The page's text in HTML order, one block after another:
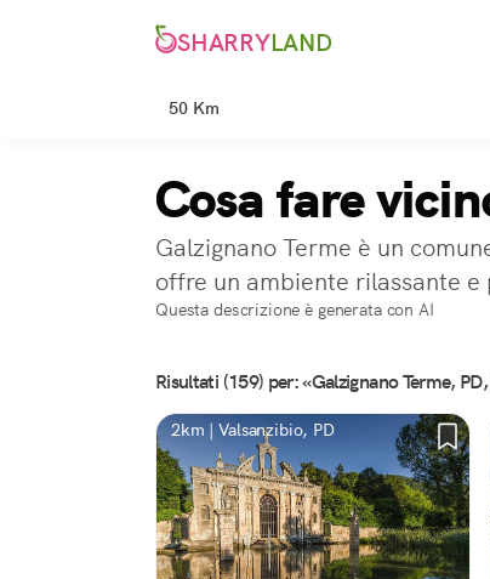
SHARRYLAND
50 Km
Cosa fare
Galzignano Terme è un
offre un ambiente rilassante
Questa descrizione è generata con AI
Risultati (159) per: «Galzignano Terme,
2km | Valsanzibio, PD